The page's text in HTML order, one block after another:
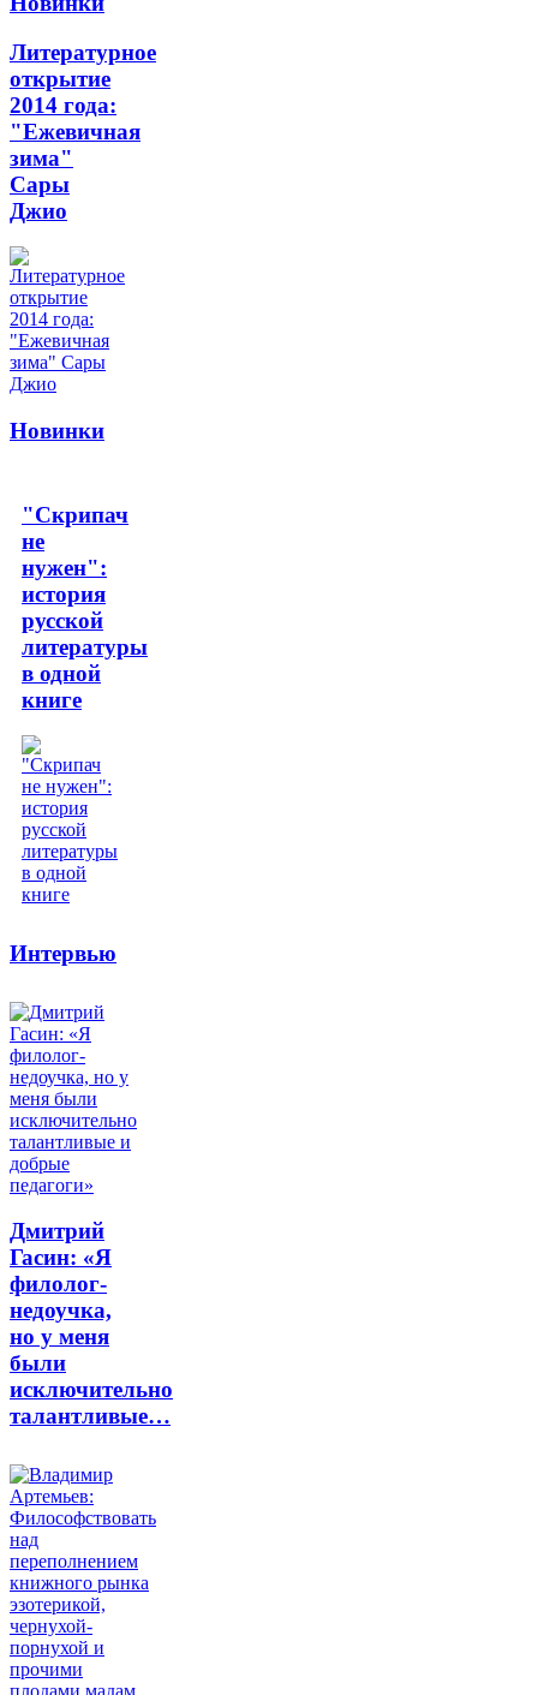
Литературное
открытие
2014 года:
"Ежевичная
зима"
Сары
Джио
Новинки
"Скрипач
не
нужен":
история
русской
литературы
в одной
книге
Интервью
Дмитрий
Гасин: «Я
филолог-
недоучка,
но у меня
были
исключительно
талантливые…